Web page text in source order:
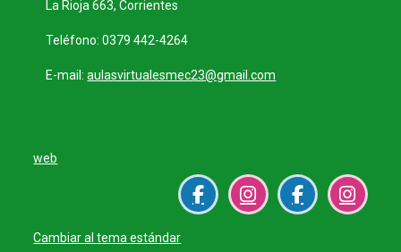
La Rioja 663, Corrientes
Teléfono: 0379 442-4264
E-mail:aulasvirtualesmec23@gmail.com
web
Cambiar al tema estándar